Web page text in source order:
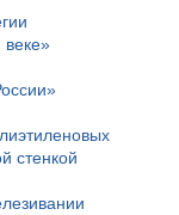
веке»
стенкой